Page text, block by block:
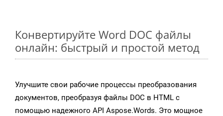
Конвертируйте Word DOC файлы
онлайн: быстрый и простой метод
Улучшите свои рабочие процессы преобразования
документов, преобразуя файлы DOC в HTML с
помощью надежного API Aspose.Words. Это мощное